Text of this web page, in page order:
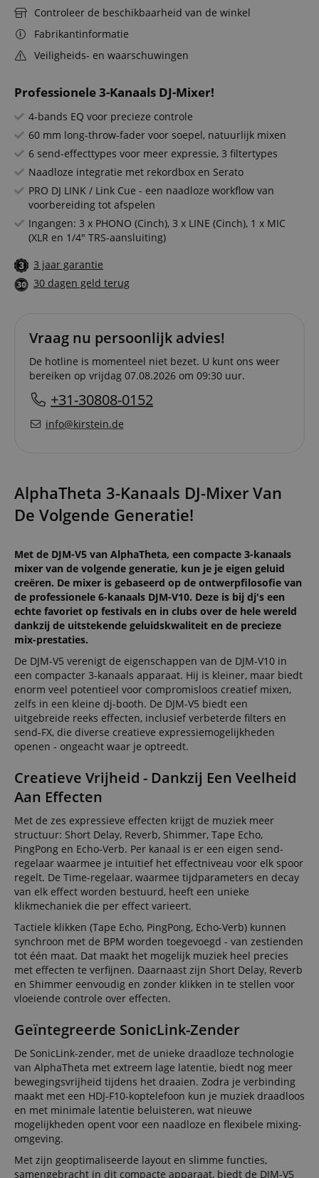
Professionele 3-Kanaals DJ-Mixer!
4-bands EQ voor precieze controle
60 mm long-throw-fader voor soepel, natuurlijk mixen
6 send-effecttypes voor meer expressie, 3 filtertypes
Naadloze integratie met rekordbox en Serato
PRO DJ LINK / Link Cue - een naadloze workflow van
voorbereiding tot afspelen
Ingangen: 3 x PHONO (Cinch), 3 x LINE (Cinch), 1 x MIC
(XLR en 1/4" TRS-aansluiting)
3 jaar garantie
30 dagen geld terug
Controleer de beschikbaarheid van de winkel
Fabrikantinformatie
Veiligheids- en waarschuwingen
Vraag nu persoonlijk advies!
De hotline is momenteel niet bezet. U kunt ons weer
bereiken op vrijdag 07.08.2026 om 09:30 uur.
+31-30808-0152
info@kirstein.de
AlphaTheta 3-Kanaals DJ-Mixer Van
De Volgende Generatie!
Met de DJM-V5 van AlphaTheta, een compacte 3-kanaals
mixer van de volgende generatie, kun je je eigen geluid
creëren. De mixer is gebaseerd op de ontwerpfilosofie van
de professionele 6-kanaals DJM-V10. Deze is bij dj's een
echte favoriet op festivals en in clubs over de hele wereld
dankzij de uitstekende geluidskwaliteit en de precieze
mix-prestaties.
De DJM-V5 verenigt de eigenschappen van de DJM-V10 in
een compacter 3-kanaals apparaat. Hij is kleiner, maar biedt
enorm veel potentieel voor compromisloos creatief mixen,
zelfs in een kleine dj-booth. De DJM-V5 biedt een
uitgebreide reeks effecten, inclusief verbeterde filters en
send-FX, die diverse creatieve expressiemogelijkheden
openen - ongeacht waar je optreedt.
Creatieve Vrijheid - Dankzij Een Veelheid
Aan Effecten
Met de zes expressieve effecten krijgt de muziek meer
structuur: Short Delay, Reverb, Shimmer, Tape Echo,
PingPong en Echo-Verb. Per kanaal is er een eigen send-
regelaar waarmee je intuïtief het effectniveau voor elk spoor
regelt. De Time-regelaar, waarmee tijdparameters en decay
van elk effect worden bestuurd, heeft een unieke
klikmechaniek die per effect varieert.
Tactiele klikken (Tape Echo, PingPong, Echo-Verb) kunnen
synchroon met de BPM worden toegevoegd - van zestienden
tot één maat. Dat maakt het mogelijk muziek heel precies
met effecten te verfijnen. Daarnaast zijn Short Delay, Reverb
en Shimmer eenvoudig en zonder klikken in te stellen voor
vloeiende controle over effecten.
Geïntegreerde SonicLink-Zender
De SonicLink-zender, met de unieke draadloze technologie
van AlphaTheta met extreem lage latentie, biedt nog meer
bewegingsvrijheid tijdens het draaien. Zodra je verbinding
maakt met een HDJ-F10-koptelefoon kun je muziek draadloos
en met minimale latentie beluisteren, wat nieuwe
mogelijkheden opent voor een naadloze en flexibele mixing-
omgeving.
Met zijn geoptimaliseerde layout en slimme functies,
samengebracht in dit compacte apparaat, biedt de DJM-V5